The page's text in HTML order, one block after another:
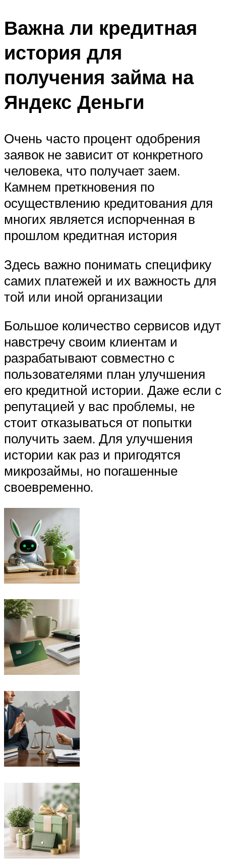
Важна ли кредитная
история для
получения займа на
Яндекс Деньги
Очень часто процент одобрения
заявок не зависит от конкретного
человека, что получает заем.
Камнем преткновения по
осуществлению кредитования для
многих является испорченная в
прошлом кредитная история
Здесь важно понимать специфику
самих платежей и их важность для
той или иной организации
Большое количество сервисов идут
навстречу своим клиентам и
разрабатывают совместно с
пользователями план улучшения
его кредитной истории. Даже если с
репутацией у вас проблемы, не
стоит отказываться от попытки
получить заем. Для улучшения
истории как раз и пригодятся
микрозаймы, но погашенные
своевременно.